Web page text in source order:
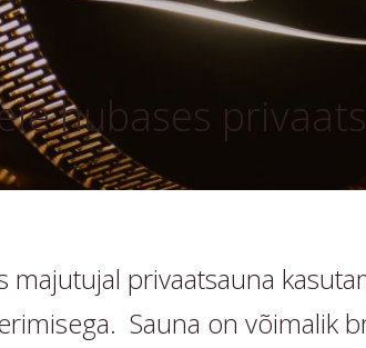
hubases
majutujal privaatsauna
Sauna on võimalik